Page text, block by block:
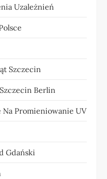
Uzależnień
Szczecin
Berlin
Promieniowanie UV
Gdański